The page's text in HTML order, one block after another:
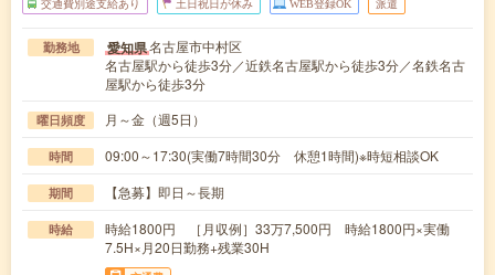
交通費別途支給あり 土日祝日が休み WEB登録OK 派遣
勤務地 愛知県名古屋市中村区
名古屋駅から徒歩3分／近鉄名古屋駅から徒歩3分／名鉄名古
屋駅から徒歩3分
曜日頻度 月～金（週5日）
時間 09:00～17:30(実働7時間30分 休憩1時間)※時短相談OK
期間 【急募】即日～長期
時給
時給1800円 ［月収例］33万7,500円 時給1800円×実働
7.5H×月20日勤務+残業30H